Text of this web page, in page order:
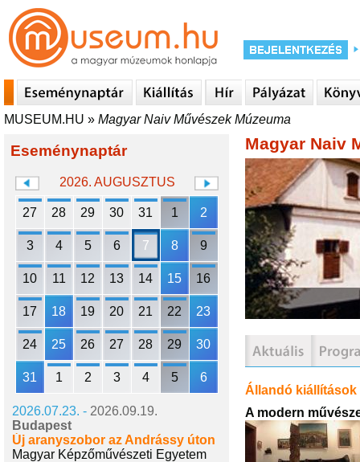
MUSEUM.HU » Magyar Naiv Művészek Múzeuma
Eseménynaptár
2026. AUGUSZTUS
27 28 29 30 31 1 2
3 4 5 6 7 8 9
10 11 12 13 14 15 16
17 18 19 20 21 22 23
24 25 26 27 28 29 30
31 1 2 3 4 5 6
2026.07.23. - 2026.09.19.
Budapest
Új aranyszobor az Andrássy úton
Magyar Képzőművészeti Egyetem
Magyar Naiv
Állandó kiállítások
A modern